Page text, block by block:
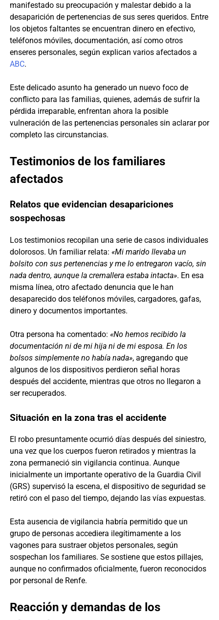
manifestado su preocupación y malestar debido a la
desaparición de pertenencias de sus seres queridos. Entre
los objetos faltantes se encuentran dinero en efectivo,
teléfonos móviles, documentación, así como otros
enseres personales, según explican varios afectados a
ABC.
Este delicado asunto ha generado un nuevo foco de
conflicto para las familias, quienes, además de sufrir la
pérdida irreparable, enfrentan ahora la posible
vulneración de las pertenencias personales sin aclarar por
completo las circunstancias.
Testimonios de los familiares
afectados
Relatos que evidencian desapariciones
sospechosas
Los testimonios recopilan una serie de casos individuales
dolorosos. Un familiar relata: «Mi marido llevaba un
bolsito con sus pertenencias y me lo entregaron vacío, sin
nada dentro, aunque la cremallera estaba intacta». En esa
misma línea, otro afectado denuncia que le han
desaparecido dos teléfonos móviles, cargadores, gafas,
dinero y documentos importantes.
Otra persona ha comentado: «No hemos recibido la
documentación ni de mi hija ni de mi esposa. En los
bolsos simplemente no había nada», agregando que
algunos de los dispositivos perdieron señal horas
después del accidente, mientras que otros no llegaron a
ser recuperados.
Situación en la zona tras el accidente
El robo presuntamente ocurrió días después del siniestro,
una vez que los cuerpos fueron retirados y mientras la
zona permaneció sin vigilancia continua. Aunque
inicialmente un importante operativo de la Guardia Civil
(GRS) supervisó la escena, el dispositivo de seguridad se
retiró con el paso del tiempo, dejando las vías expuestas.
Esta ausencia de vigilancia habría permitido que un
grupo de personas accediera ilegítimamente a los
vagones para sustraer objetos personales, según
sospechan los familiares. Se sostiene que estos pillajes,
aunque no confirmados oficialmente, fueron reconocidos
por personal de Renfe.
Reacción y demandas de los